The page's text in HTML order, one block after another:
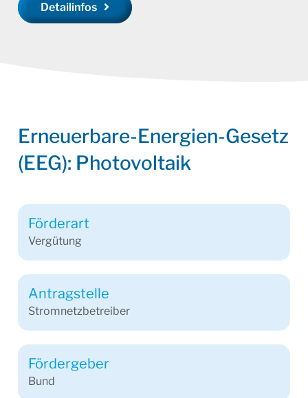
Detailinfos
Erneuerbare-Energien-Gesetz
(EEG): Photovoltaik
Förderart
Vergütung
Antragstelle
Stromnetzbetreiber
Fördergeber
Bund